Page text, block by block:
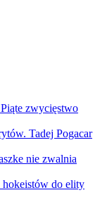
zwycięstwo
Tadej Pogacar
nie zwalnia
do elity